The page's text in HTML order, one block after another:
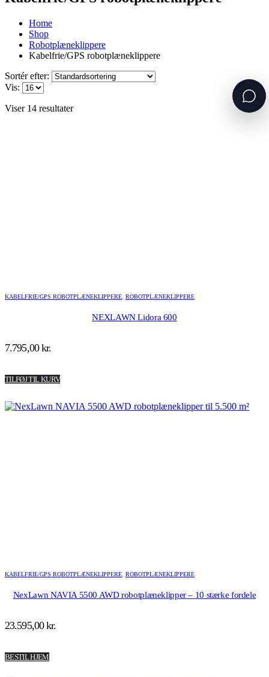
Home
Shop
Robotplæneklippere
Kabelfrie/GPS robotplæneklippere
Sortér efter:
Vis:
Viser 14 resultater
KABELFRIE/GPS ROBOTPLÆNEKLIPPERE ROBOTPLÆNEKLIPPERE
NEXLAWN Lidora 600
7.795,00kr.
TILFØJ TIL KURV
KABELFRIE/GPS ROBOTPLÆNEKLIPPERE ROBOTPLÆNEKLIPPERE
NexLawn NAVIA 5500 AWD robotplæneklipper – 10 stærke fordele
23.595,00kr.
BESTIL HJEM